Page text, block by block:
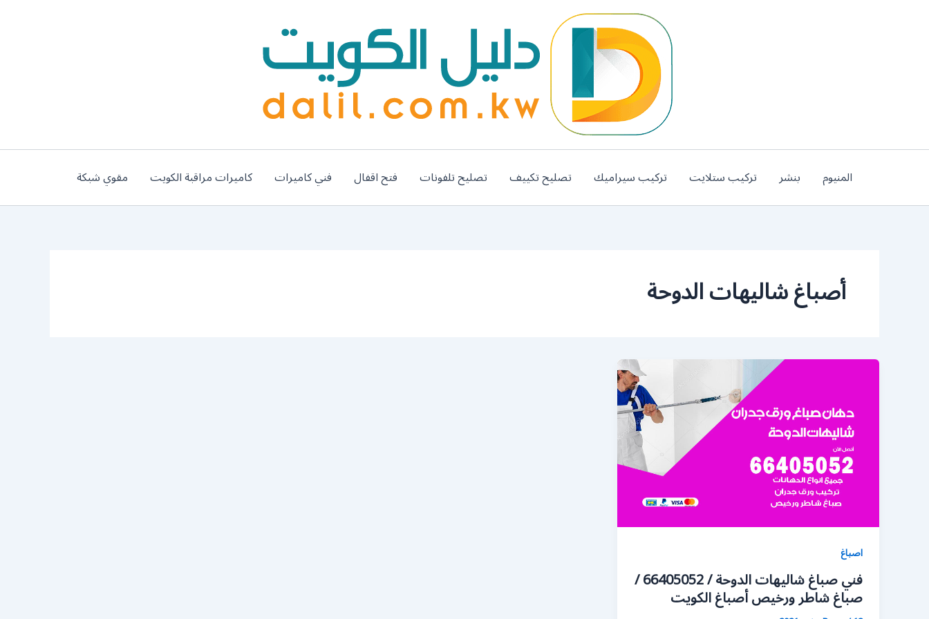
المنيوم بنشر تركيب ستلايت تركيب سيراميك تصليح تكييف تصليح تلفونات فتح اقفال فني كاميرات كاميرات مراقبة الكويت مقوي شبكة
أصباغ شاليهات الدوحة
اصباغ
فني صباغ شاليهات الدوحة / 66405052 /
صباغ شاطر ورخيص أصباغ الكويت